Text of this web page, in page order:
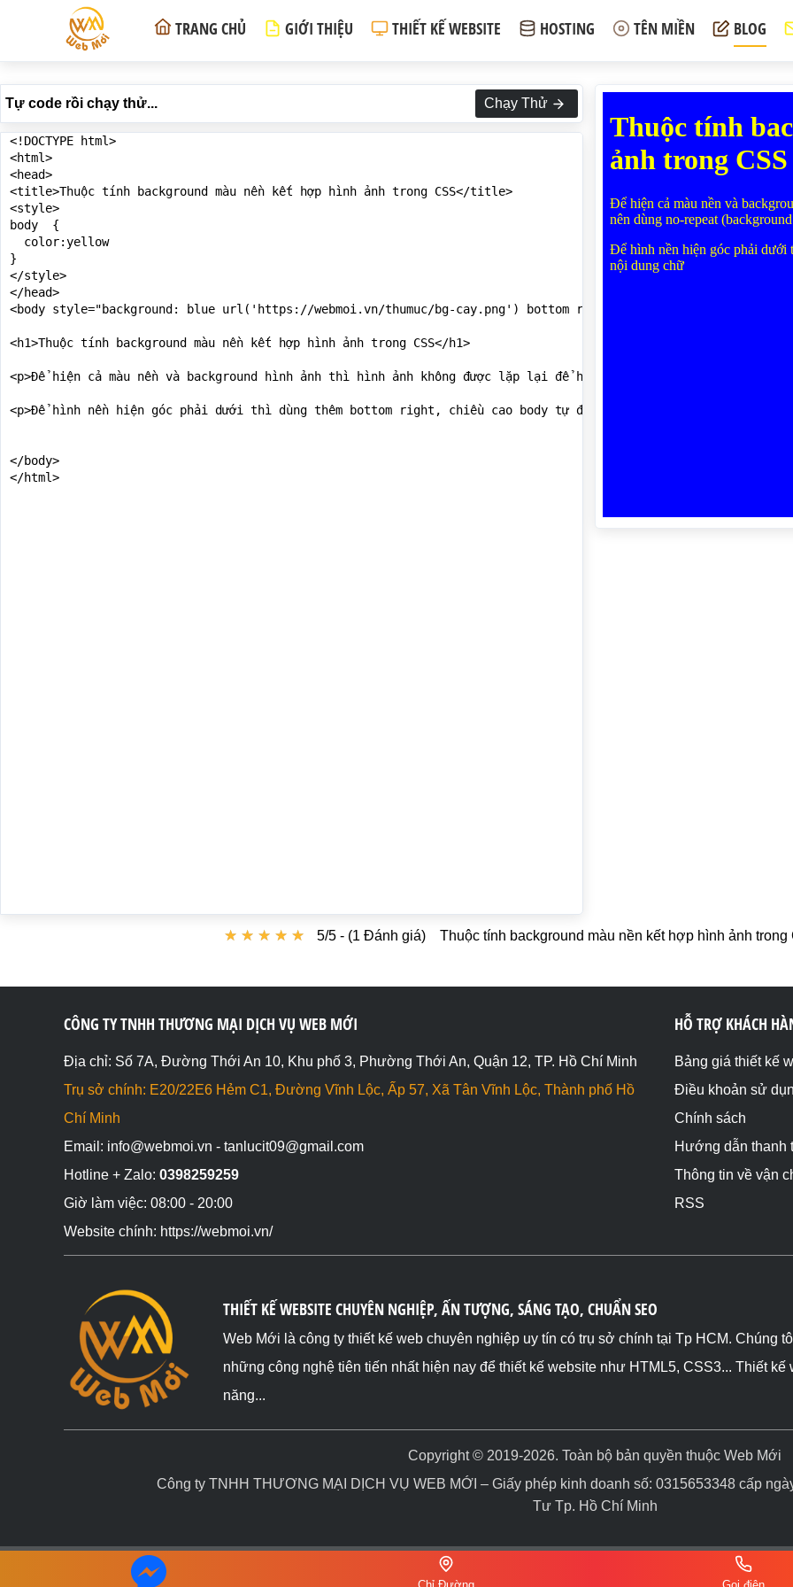
TRANG CHỦ GIỚI THIỆU THIẾT KẾ WEBSITE HOSTING TÊN MIỀN BLOG
Tự code rồi chạy thử... Chạy Thử
<!DOCTYPE html>
<html>
<head>
<title>Thuộc tính background màu nền kết hợp hình ảnh trong CSS</title>
<style>
body  {
  color:yellow
}
</style>
</head>
<body style="background: blue url('https://webmoi.vn/thumuc/bg-cay.png') bottom right  no-repeat;">
<h1>Thuộc tính background màu nền kết hợp hình ảnh trong CSS</h1>
<p>Để hiện cả màu nền và background hình ảnh thì hình ảnh không được lặp lại để hiện thêm màu nền nên
<p>Để hình nền hiện góc phải dưới thì dùng thêm bottom right, chiều cao body tự động tràn xuống theo nội dung
</body>
</html>
Thuộc tính background màu nền kết hợp hình ảnh trong
★ ★ ★ ★ ★
★ ★ ★ ★ ★ 5/5 - (1 Đánh giá)
CÔNG TY TNHH THƯƠNG MẠI DỊCH VỤ WEB MỚI
Địa chỉ: Số 7A, Đường Thới An 10, Khu phố 3, Phường Thới An, Quận 12, TP. Hồ Chí Minh
Trụ sở chính: E20/22E6 Hẻm C1, Đường Vĩnh Lộc, Ấp 57, Xã Tân Vĩnh Lộc, Thành phố Hồ
Chí Minh
Email: info@webmoi.vn - tanlucit09@gmail.com
Hotline + Zalo: 0398259259
Giờ làm việc: 08:00 - 20:00
Website chính: https://webmoi.vn/
HỖ TRỢ KHÁCH
Bảng giá thiết kế
Điều khoản sử
Chính sách
Hướng dẫn thanh
Thông tin về vận
RSS
THIẾT KẾ WEBSITE CHUYÊN NGHIỆP, ẤN TƯỢNG, SÁNG TẠO, CHUẨN SEO
Web Mới là công ty thiết kế web chuyên nghiệp uy tín có trụ sở chính tại Tp HCM. Chúng
những công nghệ tiên tiến nhất hiện nay để thiết kế website như HTML5, CSS3... Thiết
năng...
Copyright © 2019-2026. Toàn bộ bản quyền thuộc Web Mới
Công ty TNHH THƯƠNG MẠI DỊCH VỤ WEB MỚI – Giấy phép kinh doanh số: 0315653348 cấp
Tư Tp. Hồ Chí Minh